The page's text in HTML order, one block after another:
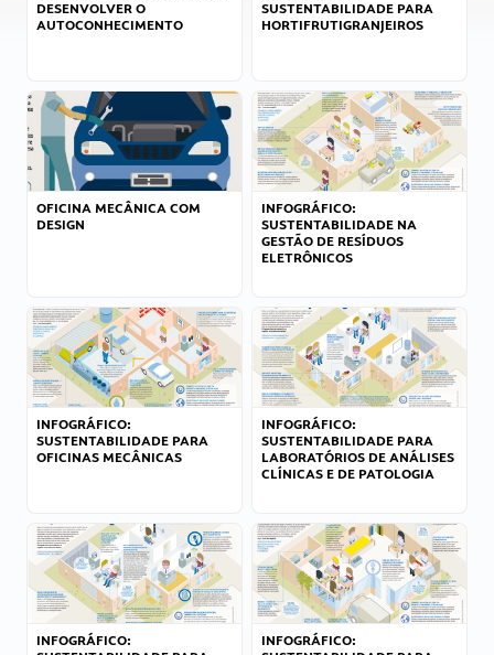
DESENVOLVER O
AUTOCONHECIMENTO
SUSTENTABILIDADE PARA
HORTIFRUTIGRANJEIROS
OFICINA MECÂNICA COM
DESIGN
INFOGRÁFICO:
SUSTENTABILIDADE NA
GESTÃO DE RESÍDUOS
ELETRÔNICOS
INFOGRÁFICO:
SUSTENTABILIDADE PARA
OFICINAS MECÂNICAS
INFOGRÁFICO:
SUSTENTABILIDADE PARA
LABORATÓRIOS DE ANÁLISES
CLÍNICAS E DE PATOLOGIA
INFOGRÁFICO:
INFOGRÁFICO: